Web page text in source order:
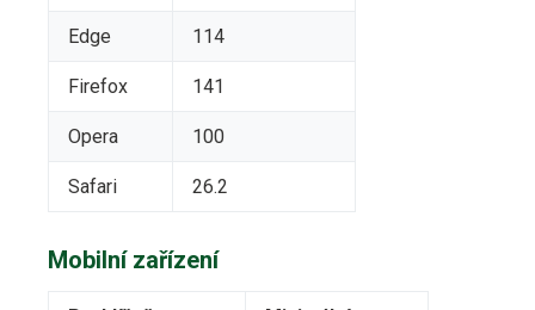
Edge 114
Firefox 141
Opera 100
Safari 26.2
Mobilní zařízení